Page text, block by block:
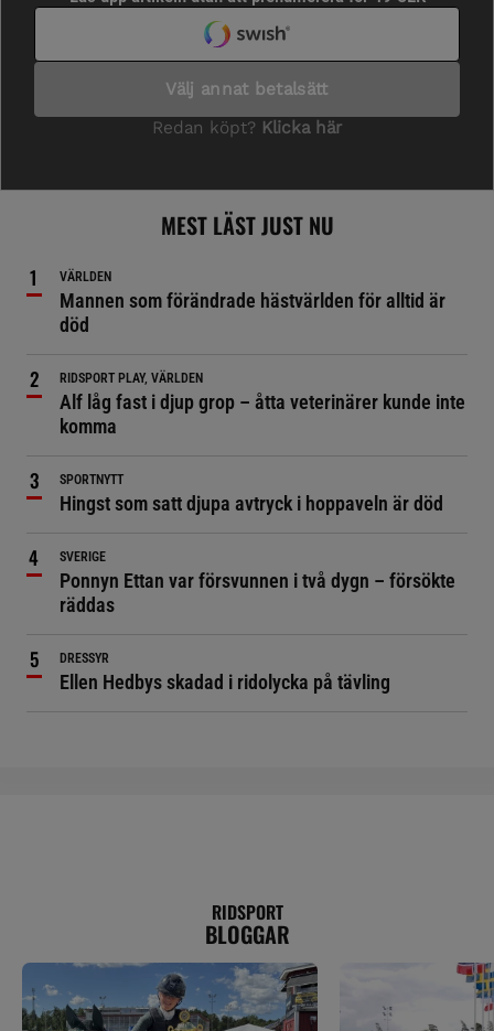
MEST LÄST JUST NU
VÄRLDEN
Mannen som förändrade hästvärlden för alltid är
död
RIDSPORT PLAY, VÄRLDEN
Alf låg fast i djup grop – åtta veterinärer kunde inte
komma
SPORTNYTT
Hingst som satt djupa avtryck i hoppaveln är död
SVERIGE
Ponnyn Ettan var försvunnen i två dygn – försökte
räddas
DRESSYR
Ellen Hedbys skadad i ridolycka på tävling
RIDSPORT
BLOGGAR